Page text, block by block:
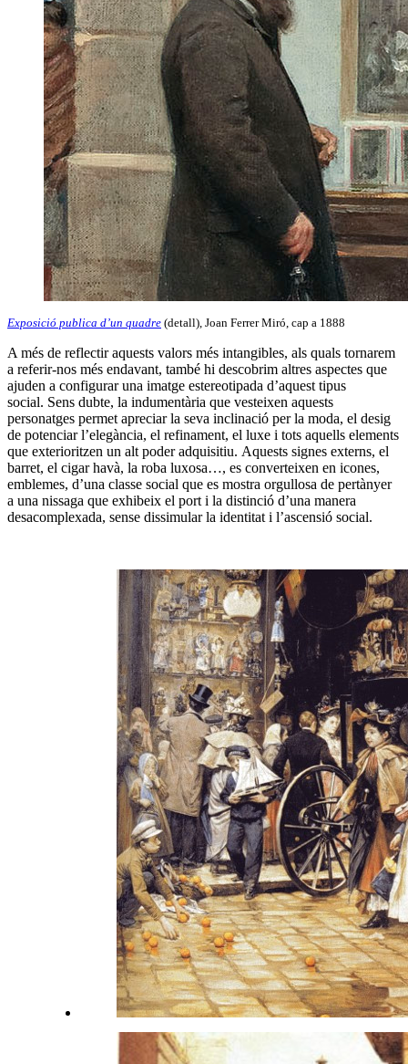
Exposició publica d’un quadre (detall), Joan Ferrer Miró, cap a 1888
A més de reflectir aquests valors més intangibles, als quals tornarem
a referir-nos més endavant, també hi descobrim altres aspectes que
ajuden a configurar una imatge estereotipada d’aquest tipus
social. Sens dubte, la indumentària que vesteixen aquests
personatges permet apreciar la seva inclinació per la moda, el desig
de potenciar l’elegància, el refinament, el luxe i tots aquells elements
que exterioritzen un alt poder adquisitiu. Aquests signes externs, el
barret, el cigar havà, la roba luxosa…, es converteixen en icones,
emblemes, d’una classe social que es mostra orgullosa de pertànyer
a una nissaga que exhibeix el port i la distinció d’una manera
desacomplexada, sense dissimular la identitat i l’ascensió social.